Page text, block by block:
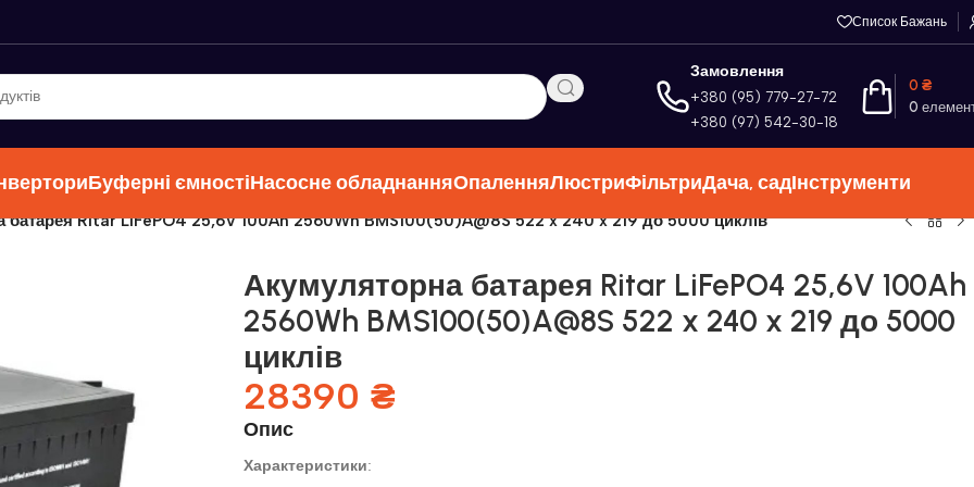
Список Бажань
Замовлення
+380 (95) 779-27-72
+380 (97) 542-30-18
0
0 ₴
Буферні ємностіНасосне обладнанняОпаленняЛюстриФільтриДача, садІнструменти
батарея Ritar LiFePO4 25,6V 100Ah 2560Wh BMS100(50)A@8S 522 x 240 x 219 до 5000 циклів
Акумуляторна батарея Ritar LiFePO4 25,6V 100Ah
2560Wh BMS100(50)A@8S 522 x 240 x 219 до 5000
циклів
28390 ₴
Опис
Характеристики: